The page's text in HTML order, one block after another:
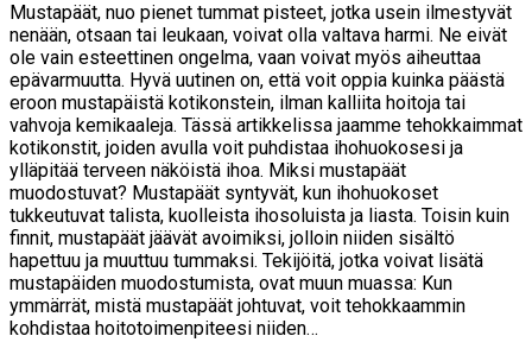
Mustapäät, nuo pienet tummat pisteet, jotka usein ilmestyvät
nenään, otsaan tai leukaan, voivat olla valtava harmi. Ne eivät
ole vain esteettinen ongelma, vaan voivat myös aiheuttaa
epävarmuutta. Hyvä uutinen on, että voit oppia kuinka päästä
eroon mustapäistä kotikonstein, ilman kalliita hoitoja tai
vahvoja kemikaaleja. Tässä artikkelissa jaamme tehokkaimmat
kotikonstit, joiden avulla voit puhdistaa ihohuokosesi ja
ylläpitää terveen näköistä ihoa. Miksi mustapäät
muodostuvat? Mustapäät syntyvät, kun ihohuokoset
tukkeutuvat talista, kuolleista ihosoluista ja liasta. Toisin kuin
finnit, mustapäät jäävät avoimiksi, jolloin niiden sisältö
hapettuu ja muuttuu tummaksi. Tekijöitä, jotka voivat lisätä
mustapäiden muodostumista, ovat muun muassa: Kun
ymmärrät, mistä mustapäät johtuvat, voit tehokkaammin
kohdistaa hoitotoimenpiteesi niiden…